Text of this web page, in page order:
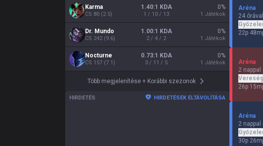
Karma
CS 80 (2.5)
1.40:1 KDA
1 / 10 / 13
0%
1 Játékok
Dr. Mundo
CS 242(9.6)
1.00:1 KDA
2 / 4 / 2
0%
1 Játékok
Nocturne
CS 157 (7.1)
0.73:1 KDA
3 / 11 / 5
0%
1 Játékok
Több megjelenítése+ Korábbi szezonok
HIRDETÉS HIRDETÉSEK ELTÁVOLÍTÁSA
Aréna
24
22p
Aréna
2
Vereség
26p
Aréna
2
30p